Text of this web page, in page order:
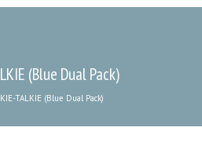
(Blue Dual Pack)
TALKIE (Blue Dual Pack)